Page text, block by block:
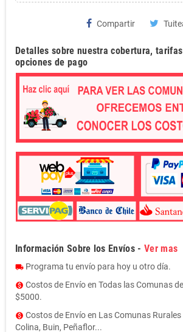
Compartir
Detalles sobre nuestra cobertura,
opciones de pago
Información Sobre los Envíos -Ver mas
local_shipping Programa tu envío para hoy u otro día.
monetization_on Costos de Envío en Todas las Comunas
$5000.
monetization_on Costos de Envío en Las Comunas Rurales
Colina, Buin, Peñaflor...